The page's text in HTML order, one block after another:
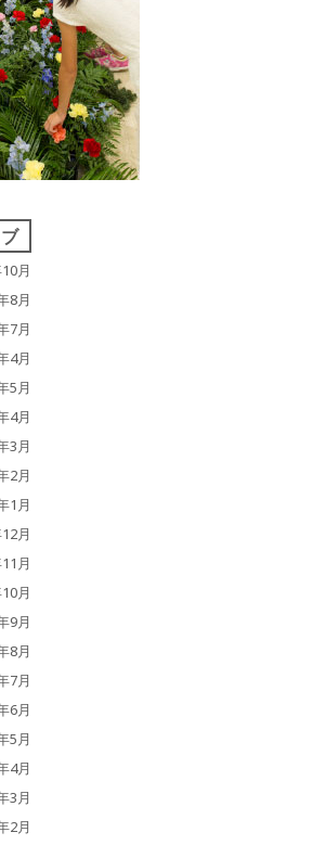
月
8月
7月
4月
5月
4月
3月
2月
1月
月
月
月
9月
8月
7月
6月
5月
4月
3月
2月